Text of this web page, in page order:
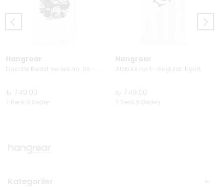
Hangroar
₺ 749.00
7 Renk 9 Beden
Hangroar
Atatürk no.1 - Regular Tişört
₺ 749.00
7 Renk 9 Beden